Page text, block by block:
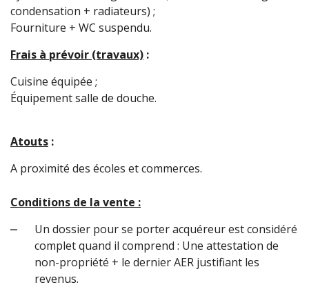
condensation + radiateurs) ;
Fourniture + WC suspendu.
Frais à prévoir (travaux) :
Cuisine équipée ;
Équipement salle de douche.
Atouts :
A proximité des écoles et commerces.
Conditions de la vente :
Un dossier pour se porter acquéreur est considéré
complet quand il comprend : Une attestation de
non-propriété + le dernier AER justifiant les
revenus.